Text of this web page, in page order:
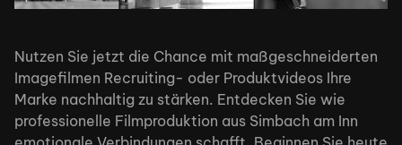
Nutzen Sie jetzt die Chance mit maßgeschneiderten
Imagefilmen Recruiting- oder Produktvideos Ihre
Marke nachhaltig zu stärken. Entdecken Sie wie
professionelle Filmproduktion aus Simbach am Inn